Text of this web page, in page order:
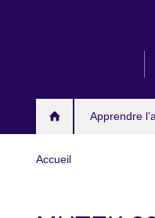
Apprendre
Accueil